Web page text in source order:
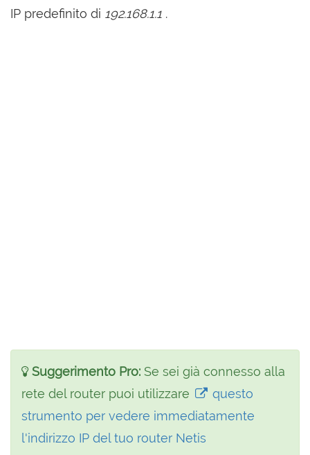
IP predefinito di 192.168.1.1 .
Suggerimento Pro: Se sei già connesso alla
rete del router puoi utilizzare
questo
strumento per vedere immediatamente
l'indirizzo IP del tuo router Netis